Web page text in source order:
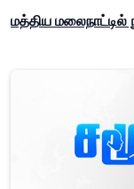
மத்திய